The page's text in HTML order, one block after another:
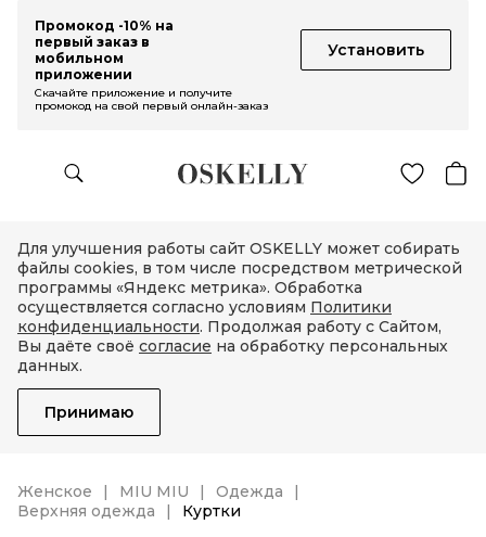
Промокод -10% на
первый заказ в
мобильном
приложении
Установить
Скачайте приложение и получите
промокод на свой первый онлайн-заказ
Для улучшения работы сайт OSKELLY может собирать
файлы cookies, в том числе посредством метрической
программы «Яндекс метрика». Обработка
осуществляется согласно условиям Политики
конфиденциальности. Продолжая работу с Сайтом,
Вы даёте своё согласие на обработку персональных
данных.
Принимаю
Женское MIU MIU
Одежда
Верхняя одежда
Куртки